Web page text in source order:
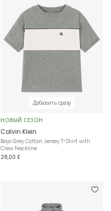
Добавить сразу
НОВЫЙ СЕЗОН
Calvin Klein
Boys Grey Cotton Jersey T-Shirt with
Crew Neckline
28,00 £